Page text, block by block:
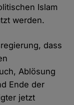
Islam
werden.
dass
Ablösung
Ende der
jetzt